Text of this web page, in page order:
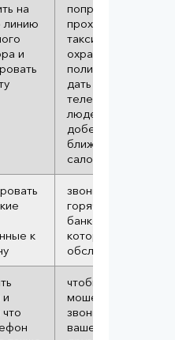
на
линию
и
попросите
прохожего,
таксиста,
охранника,
полицейского
дать вам
телефон. Если
людей нет,
доберитесь до
ближайшего
салона связи
к
звоните на
горячие линии
банков, в
которых
обслуживаетесь
и
чтобы
мошенники не
звонили от
вашего имени